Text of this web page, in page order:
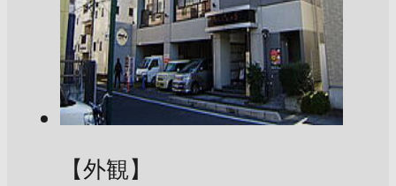
【外観】